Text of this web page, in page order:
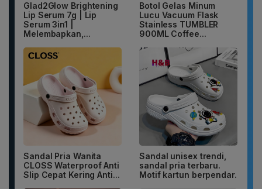
Glad2Glow Brightening
Lip Serum 7g | Lip
Serum 3in1 |
Melembapkan,...
Botol Gelas Minum
Lucu Vacuum Flask
Stainless TUMBLER
900ML Coffee...
Sandal Pria Wanita
CLOSS Waterproof Anti
Slip Cepat Kering Anti...
Sandal unisex trendi,
sandal pria terbaru.
Motif kartun berpendar.